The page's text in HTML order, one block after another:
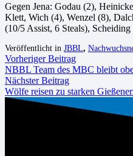
Gegen Jena: Godau (2),
Klett, Wich (4), Wenzel (8),
(10/5 Assist, 6 Steals),
Veröffentlicht in JBBL,
Vorheriger Beitrag
NBBL Team des MBC bleibt
Nächster Beitrag
Wölfe reisen zu starken